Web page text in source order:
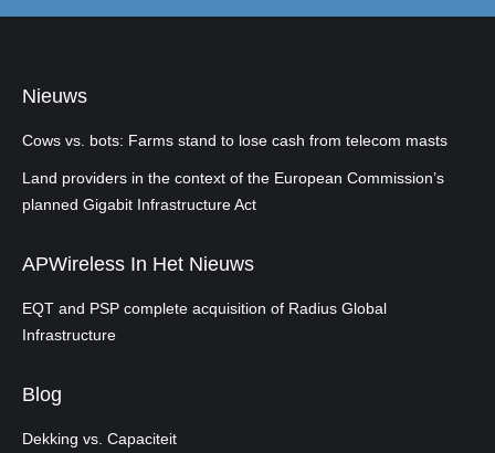
Nieuws
Cows vs. bots: Farms stand to lose cash from telecom masts
Land providers in the context of the European Commission’s
planned Gigabit Infrastructure Act
APWireless In Het Nieuws
EQT and PSP complete acquisition of Radius Global
Infrastructure
Blog
Dekking vs. Capaciteit